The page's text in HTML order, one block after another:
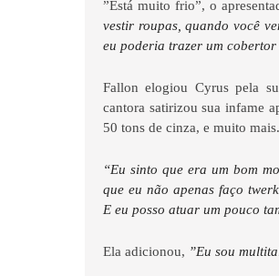
”Está muito frio”, o
vestir roupas, quando você
eu poderia trazer um cobertor
Fallon elogiou Cyrus pela
cantora satirizou sua infame
50 tons de cinza, e muito mais.
“Eu sinto que era um bom
que eu não apenas faço
E eu posso atuar um pouco
Ela adicionou, ”Eu sou